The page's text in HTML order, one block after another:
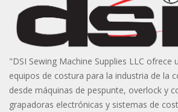
"DSI Sewing Machine Supplies LLC ofrece
equipos de costura para la industria de la
desde máquinas de pespunte, overlock y
grapadoras electrónicas y sistemas de